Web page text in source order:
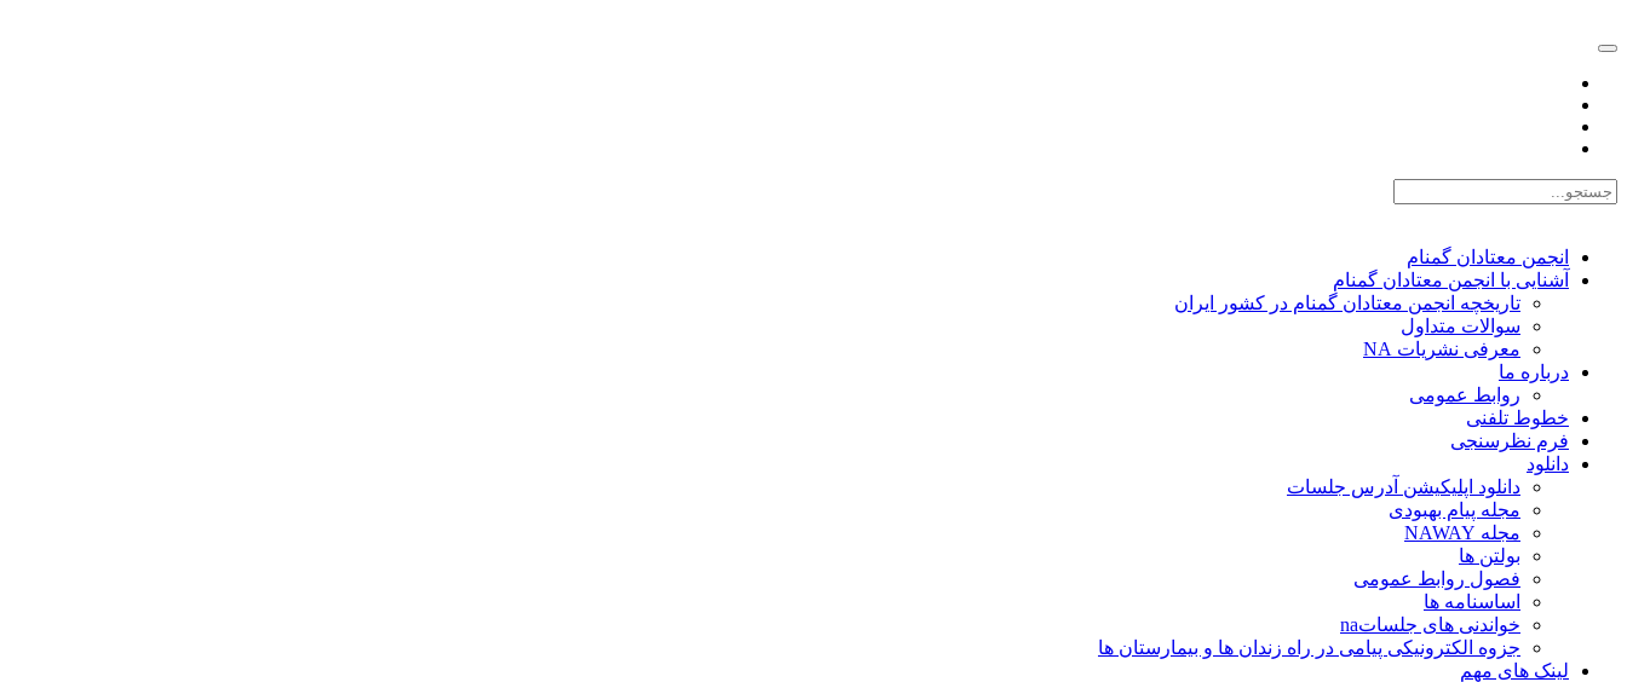
انجمن معتادان گمنام
آشنایی با انجمن معتادان گمنام
تاریخچه انجمن معتادان گمنام در کشور ایران
سوالات متداول
معرفی نشریات NA
درباره ما
روابط عمومی
خطوط تلفنی
فرم نظرسنجی
دانلود
دانلود اپلیکیشن آدرس جلسات
مجله پیام بهبودی
مجله NAWAY
بولتن ها
فصول روابط عمومی
اساسنامه ها
خواندنی های جلساتna
جزوه الکترونیکی پیامی در راه زندان ها و بیمارستان ها
لینک های مهم